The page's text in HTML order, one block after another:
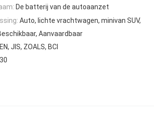
De batterij van de autoaanzet
Auto, lichte vrachtwagen, minivan SUV,
Aanvaardbaar
EN, JIS, ZOALS, BCI